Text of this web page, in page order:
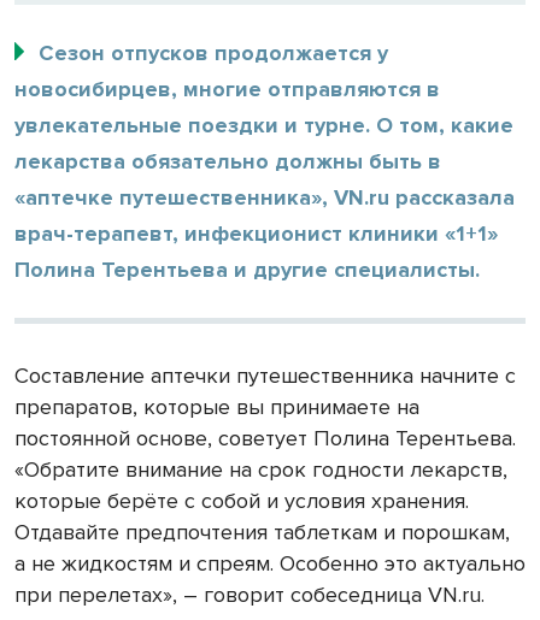
Сезон отпусков продолжается у
новосибирцев, многие отправляются в
увлекательные поездки и турне. О том, какие
лекарства обязательно должны быть в
«аптечке путешественника», VN.ru рассказала
врач-терапевт, инфекционист клиники «1+1»
Полина Терентьева и другие специалисты.
Составление аптечки путешественника начните с
препаратов, которые вы принимаете на
постоянной основе, советует Полина Терентьева.
«Обратите внимание на срок годности лекарств,
которые берёте с собой и условия хранения.
Отдавайте предпочтения таблеткам и порошкам,
а не жидкостям и спреям. Особенно это актуально
при перелетах», – говорит собеседница VN.ru.